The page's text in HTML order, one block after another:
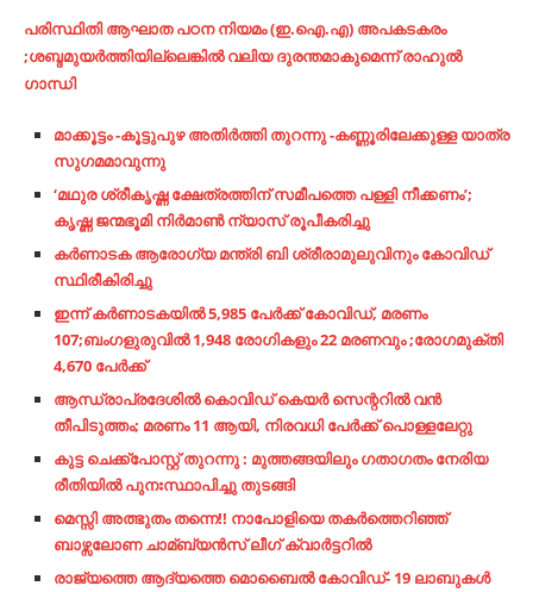
പരിസ്ഥിതി ആഘാത പഠന നിയമം (ഇ.ഐ.എ) അപകടകരം
;ശബ്ദമുയർത്തിയില്ലെങ്കിൽ വലിയ ദുരന്തമാകുമെന്ന് രാഹുൽ
ഗാന്ധി
മാക്കൂട്ടം -കൂട്ടുപുഴ അതിർത്തി തുറന്നു -കണ്ണൂരിലേക്കുള്ള യാത്ര
സുഗമമാവുന്നു
‘മഥുര ശ്രീകൃഷ്ണ ക്ഷേത്രത്തിന് സമീപത്തെ പള്ളി നീക്കണം’;
കൃഷ്ണ ജന്മഭൂമി നിർമാൺ ന്യാസ് രൂപീകരിച്ചു
കർണാടക ആരോഗ്യ മന്ത്രി ബി ശ്രീരാമുലുവിനും കോവിഡ്
സ്ഥിരീകിരിച്ചു
ഇന്ന് കർണാടകയിൽ 5,985 പേർക്ക് കോവിഡ്, മരണം
107;ബംഗളുരുവിൽ 1,948 രോഗികളും 22 മരണവും ;രോഗമുക്തി
4,670 പേർക്ക്
ആന്ധ്രാപ്രദേശില്‍ കൊവിഡ് കെയര്‍ സെന്ററില്‍ വന്‍
തീപിടുത്തം; മരണം 11 ആയി, നിരവധി പേര്‍ക്ക് പൊള്ളലേറ്റു
കുട്ട ചെക്ക്പോസ്റ്റ് തുറന്നു : മുത്തങ്ങയിലും ഗതാഗതം നേരിയ
രീതിയിൽ പുനഃസ്ഥാപിച്ചു തുടങ്ങി
മെസ്സി അത്ഭുതം തന്നെ!! നാപോളിയെ തകര്‍ത്തെറിഞ്ഞ്
ബാഴ്സലോണ ചാമ്ബ്യന്‍സ് ലീഗ് ക്വാര്‍ട്ടറില്‍
രാജ്യത്തെ ആദ്യത്തെ മൊബൈൽ കോവിഡ്- 19 ലാബുകൾ